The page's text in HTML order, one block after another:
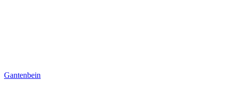
Gantenbein